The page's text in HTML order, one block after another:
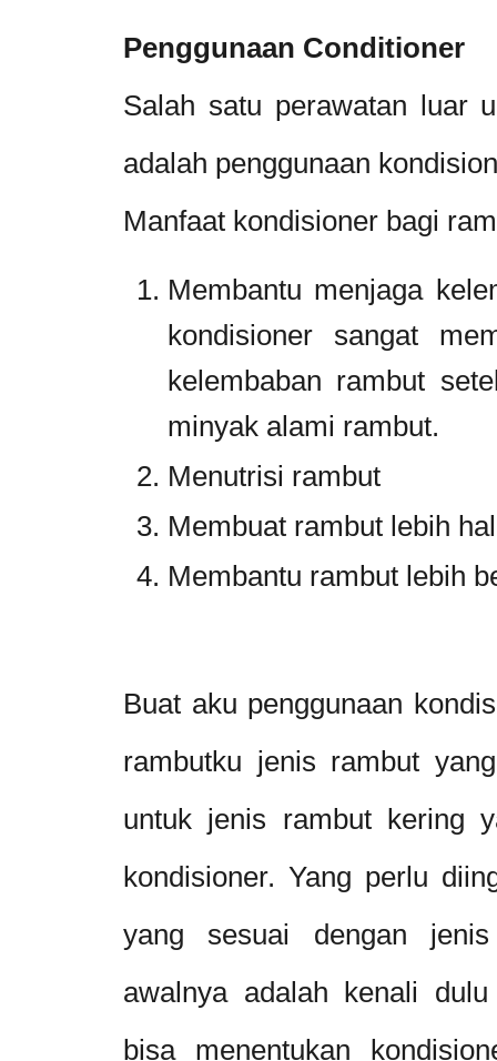
Penggunaan Conditioner
Salah satu perawatan luar
adalah penggunaan
Manfaat kondisioner bagi
Membantu menjaga
kondisioner sangat
kelembaban rambut
minyak alami rambut.
Menutrisi rambut
Membuat rambut lebih
Membantu rambut lebih
Buat aku penggunaan
rambutku jenis rambut
untuk jenis rambut kering
kondisioner. Yang perlu
yang sesuai dengan
awalnya adalah kenali
bisa menentukan